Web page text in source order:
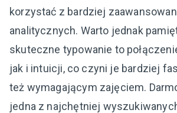
korzystać z bardziej
analitycznych. Warto jednak
skuteczne typowanie to
jak i intuicji, co czyni je bardziej
też wymagającym zajęciem.
jedna z najchętniej